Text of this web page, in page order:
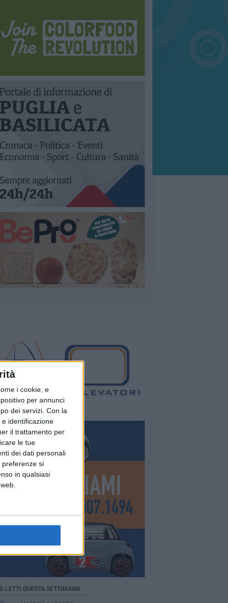
i cookie, e
per annunci
dei servizi. Con la
identificazione
il trattamento per
le tue
dei dati personali
preferenze si
in qualsiasi
LETTI QUESTA SETTIMANA